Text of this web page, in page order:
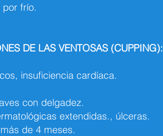
por frío.
DE LAS VENTOSAS (CUPPING):
insuficiencia cardíaca.
con delgadez.
extendidas., úlceras.
de 4 meses.